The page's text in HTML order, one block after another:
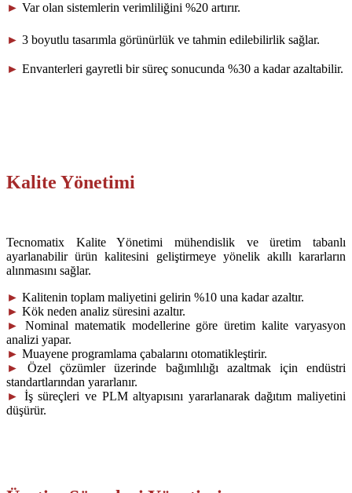
► Var olan sistemlerin verimliliğini %20 artırır.
► 3 boyutlu tasarımla görünürlük ve tahmin edilebilirlik sağlar.
► Envanterleri gayretli bir süreç sonucunda %30 a kadar azaltabilir.
Kalite Yönetimi
Tecnomatix Kalite Yönetimi mühendislik ve üretim tabanlı
ayarlanabilir ürün kalitesini geliştirmeye yönelik akıllı kararların
alınmasını sağlar.
► Kalitenin toplam maliyetini gelirin %10 una kadar azaltır.
► Kök neden analiz süresini azaltır.
►
Nominal matematik modellerine göre üretim kalite varyasyon
analizi yapar.
► Muayene programlama çabalarını otomatikleştirir.
►
Özel çözümler üzerinde bağımlılığı azaltmak için endüstri
standartlarından yararlanır.
► İş süreçleri ve PLM altyapısını yararlanarak dağıtım maliyetini
düşürür.